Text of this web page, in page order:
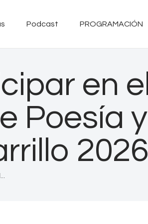
Podcast PROGRAMACIÓN
en el
Poesía y
2026